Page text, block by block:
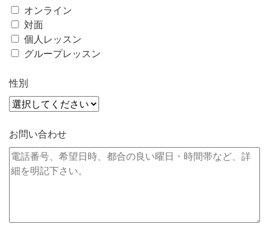
オンライン
対面
個人レッスン
グループレッスン
性別
お問い合わせ